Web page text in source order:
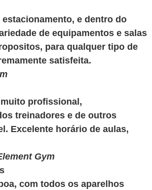
e dentro do
de equipamentos e salas
para qualquer tipo de
satisfeita.
profissional,
treinadores e de outros
Excelente horário de aulas,
Gym
com todos os aparelhos